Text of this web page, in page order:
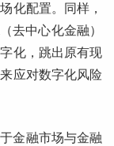
化配置。同样，
去中心化金融）
化，跳出原有现
应对数字化风险
金融市场与金融